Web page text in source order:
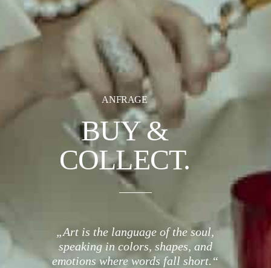
ANFRAGE
BUY &
COLLECT.
„Art is the language of the soul,
speaking in colors, shapes, and
emotions where words fall short.“